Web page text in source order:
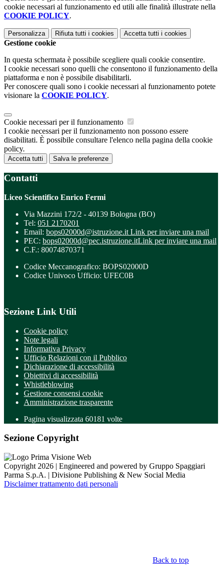
cookie necessari al funzionamento ed utili alle finalità illustrate nella
COOKIE POLICY.
Personalizza Rifiuta tutti i cookies Accetta tutti i cookies
Gestione cookie
In questa schermata è possibile scegliere quali cookie consentire.
I cookie necessari sono quelli che consentono il funzionamento della
piattaforma e non è possibile disabilitarli.
Per conoscere quali sono i cookie necessari al funzionamento potete
visionare la COOKIE POLICY.
Cookie necessari per il funzionamento
I cookie necessari per il funzionamento non possono essere
disabilitati. È possibile consultare l'elenco nella pagina della cookie
policy.
Accetta tutti Salva le preferenze
Contatti
Liceo Scientifico Enrico Fermi
Via Mazzini 172/2 - 40139 Bologna (BO)
Tel: 051 2170201
Email: bops02000d@istruzione.it Link per inviare una mail
PEC: bops02000d@pec.istruzione.itLink per inviare una mail
C.F.: 80074870371
Codice Meccanografico: BOPS02000D
Codice Univoco Ufficio: UFEC0B
Sezione Link Utili
Cookie policy
Note legali
Informativa Privacy
Ufficio Relazioni con il Pubblico
Dichiarazione di accessibilità
Obiettivi di accessibilità
Whistleblowing
Gestione consensi cookie
Amministrazione trasparente
Pagina visualizzata 60181 volte
Sezione Copyright
Copyright 2026 | Engineered and powered by Gruppo Spaggiari
Parma S.p.A. | Divisione Publishing & New Social Media
Disclaimer trattamento dati personali
Back to top